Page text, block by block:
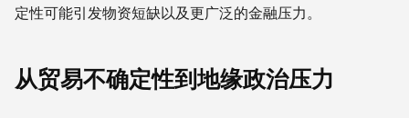
定性可能引发物资短缺以及更广泛的金融压力。
从贸易不确定性到地缘政治压力